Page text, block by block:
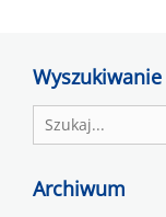
Wyszukiwanie
Search
for:
Archiwum